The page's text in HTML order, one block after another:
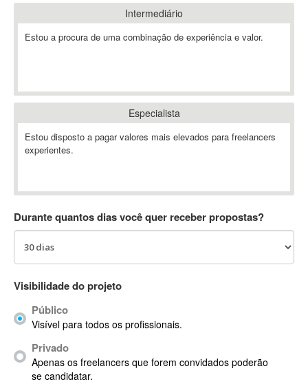
ABBYY FineReader
Ableton Live
Abstract
Abstract Window Toolkit (AWT)
AC Drives
ACARS
AccountMate
Acrobat
Acrobat X
Acronis
ACT
Intermediário
Estou a procura de uma combinação de experiência e valor.
Especialista
Estou disposto a pagar valores mais elevados para freelancers
experientes.
Durante quantos dias você quer receber propostas?
Visibilidade do projeto
Público
Visível para todos os profissionais.
Privado
Apenas os freelancers que forem convidados poderão
se candidatar.